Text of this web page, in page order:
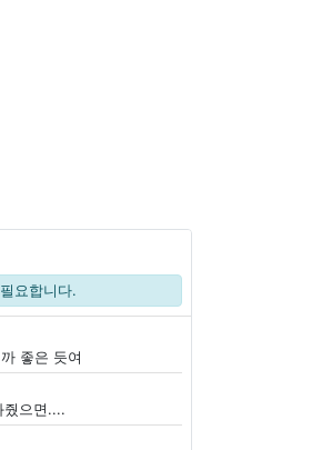
요합니다.
좋은 듯여
줬으면....